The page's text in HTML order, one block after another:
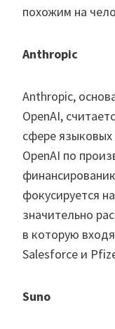
похожим на
Anthropic
Anthropic,
OpenAI,
сфере
OpenAI по
фокусируется
значительно
в которую
Salesforce и
Suno